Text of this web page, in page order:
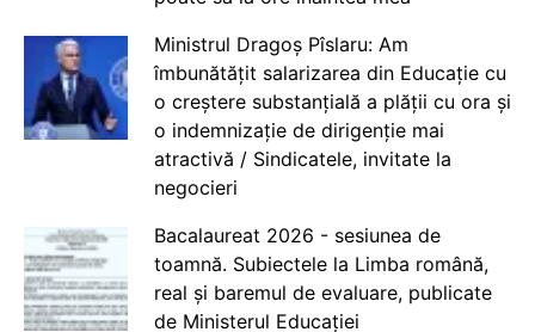
Ministrul Dragoș Pîslaru: Am
îmbunătățit salarizarea din Educație cu
o creștere substanțială a plății cu ora și
o indemnizație de dirigenție mai
atractivă / Sindicatele, invitate la
negocieri
Bacalaureat 2026 - sesiunea de
toamnă. Subiectele la Limba română,
real și baremul de evaluare, publicate
de Ministerul Educației